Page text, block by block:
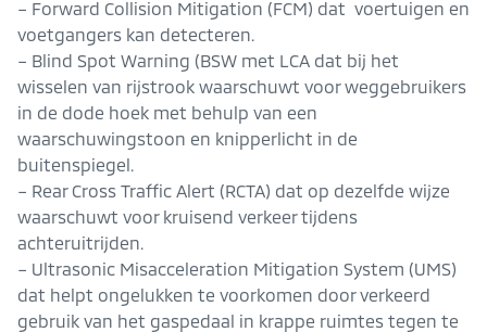
– Forward Collision Mitigation (FCM) dat voertuigen en
voetgangers kan detecteren.
– Blind Spot Warning (BSW met LCA dat bij het
wisselen van rijstrook waarschuwt voor weggebruikers
in de dode hoek met behulp van een
waarschuwingstoon en knipperlicht in de
buitenspiegel.
– Rear Cross Traffic Alert (RCTA) dat op dezelfde wijze
waarschuwt voor kruisend verkeer tijdens
achteruitrijden.
– Ultrasonic Misacceleration Mitigation System (UMS)
dat helpt ongelukken te voorkomen door verkeerd
gebruik van het gaspedaal in krappe ruimtes tegen te